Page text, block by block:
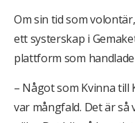
Om sin tid som
ett systerskap i
plattform som
– Något som Kvinna till
var mångfald. Det är